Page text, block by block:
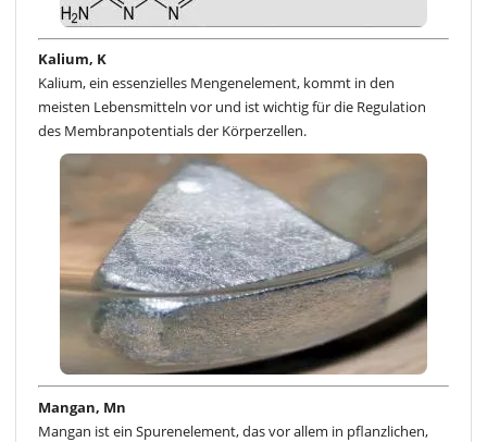
Kalium, K
Kalium, ein essenzielles Mengenelement, kommt in den
meisten Lebensmitteln vor und ist wichtig für die Regulation
des Membranpotentials der Körperzellen.
Mangan, Mn
Mangan ist ein Spurenelement, das vor allem in pflanzlichen,